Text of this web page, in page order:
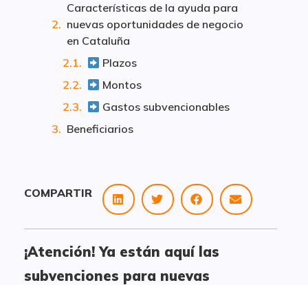
COMPARTIR
¡Atención! Ya están aquí las
subvenciones para nuevas
Características de la ayuda para
nuevas oportunidades de negocio
en Cataluña
Plazos
Montos
Gastos subvencionables
Beneficiarios